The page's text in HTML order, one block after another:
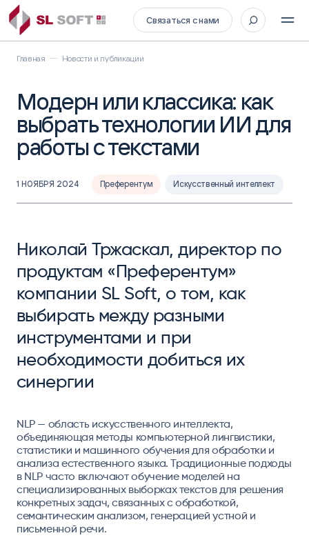
Связаться с нами
Главная Новости и публикации
Модерн или классика: как
выбрать технологии ИИ для
работы с текстами
1 НОЯБРЯ 2024 Преферентум Искусственный интеллект
Николай Тржаскал, директор по
продуктам «Преферентум»
компании SL Soft, о том, как
выбирать между разными
инструментами и при
необходимости добиться их
синергии
NLP — область искусственного интеллекта,
объединяющая методы компьютерной лингвистики,
статистики и машинного обучения для обработки и
анализа естественного языка. Традиционные подходы
в NLP часто включают обучение моделей на
специализированных выборках текстов для решения
конкретных задач, связанных с обработкой,
семантическим анализом, генерацией устной и
письменной речи.